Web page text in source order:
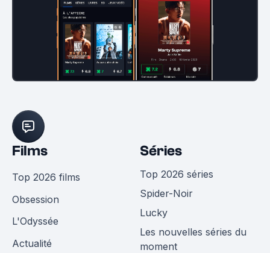
Films
Top 2026 films
Obsession
L'Odyssée
Actualité
Séries
Top 2026 séries
Spider-Noir
Lucky
Les nouvelles séries du
moment